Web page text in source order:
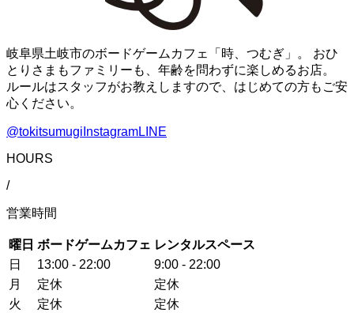
岐阜県土岐市のボードゲームカフェ「時、つむぎ」。 おひ
とりさまもファミリーも、年齢を問わずに楽しめるお店。
ルールはスタッフがお教えしますので、はじめての方もご安
心ください。
@tokitsumugi InstagramLINE
HOURS
/
営業時間
曜日 ボードゲームカフェ レンタルスペース
日
13:00 - 22:00
9:00 - 22:00
月
定休
定休
火
定休 定休